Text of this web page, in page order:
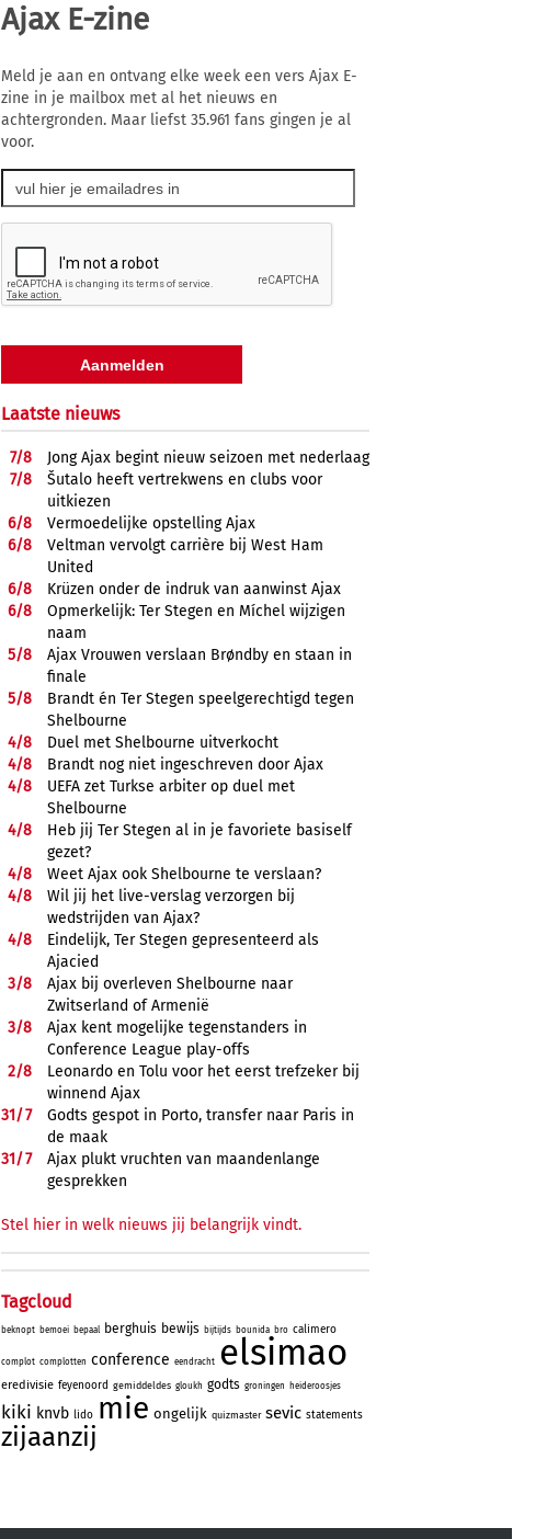
Ajax E-zine
Meld je aan en ontvang elke week een vers Ajax E-
zine in je mailbox met al het nieuws en
achtergronden. Maar liefst 35.961 fans gingen je al
voor.
Laatste nieuws
7/8
Jong Ajax begint nieuw seizoen met nederlaag
7/8
Šutalo heeft vertrekwens en clubs voor
uitkiezen
6/8
Vermoedelijke opstelling Ajax
6/8
Veltman vervolgt carrière bij West Ham
United
6/8
Krüzen onder de indruk van aanwinst Ajax
6/8
Opmerkelijk: Ter Stegen en Míchel wijzigen
naam
5/8
Ajax Vrouwen verslaan Brøndby en staan in
finale
5/8
Brandt én Ter Stegen speelgerechtigd tegen
Shelbourne
4/8
Duel met Shelbourne uitverkocht
4/8
Brandt nog niet ingeschreven door Ajax
4/8
UEFA zet Turkse arbiter op duel met
Shelbourne
4/8
Heb jij Ter Stegen al in je favoriete basiself
gezet?
4/8
Weet Ajax ook Shelbourne te verslaan?
4/8
Wil jij het live-verslag verzorgen bij
wedstrijden van Ajax?
4/8
Eindelijk, Ter Stegen gepresenteerd als
Ajacied
3/8
Ajax bij overleven Shelbourne naar
Zwitserland of Armenië
3/8
Ajax kent mogelijke tegenstanders in
Conference League play-offs
2/8
Leonardo en Tolu voor het eerst trefzeker bij
winnend Ajax
31/7
Godts gespot in Porto, transfer naar Paris in
de maak
31/7
Ajax plukt vruchten van maandenlange
gesprekken
Stel hier in welk nieuws jij belangrijk vindt.
Tagcloud
beknopt bemoei bepaal berghuis bewijs bijtijds bounida bro calimero
complot complotten conference eendracht elsimao
eredivisie feyenoord gemiddeldes gloukh godts groningen heideroosjes
kiki knvb lido mie ongelijk quizmaster sevic statements
zijaanzij